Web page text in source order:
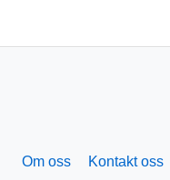
Om oss Kontakt oss